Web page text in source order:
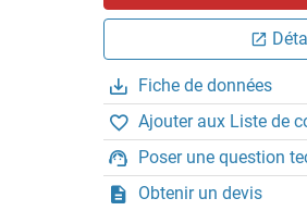
Fiche de données
Ajouter aux Liste de
Poser une question
Obtenir un devis